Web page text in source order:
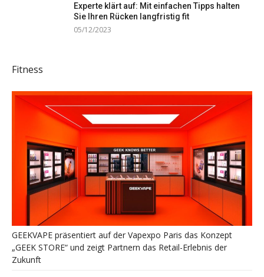
Experte klärt auf: Mit einfachen Tipps halten
Sie Ihren Rücken langfristig fit
05/12/2023
Fitness
GEEKVAPE präsentiert auf der Vapexpo Paris das Konzept
„GEEK STORE“ und zeigt Partnern das Retail-Erlebnis der
Zukunft